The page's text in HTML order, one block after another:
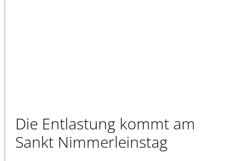
Die Entlastung kommt am
Sankt Nimmerleinstag